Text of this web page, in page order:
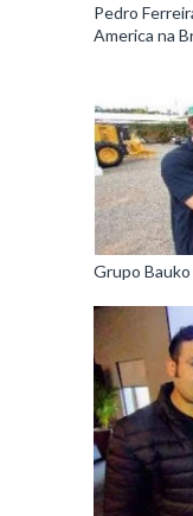
Pedro
America na
Grupo Bauko